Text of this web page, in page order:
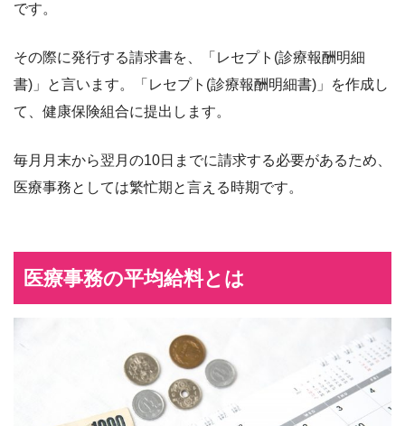
です。
その際に発行する請求書を、「レセプト(診療報酬明細
書)」と言います。「レセプト(診療報酬明細書)」を作成し
て、健康保険組合に提出します。
毎月月末から翌月の10日までに請求する必要があるため、
医療事務としては繁忙期と言える時期です。
医療事務の平均給料とは